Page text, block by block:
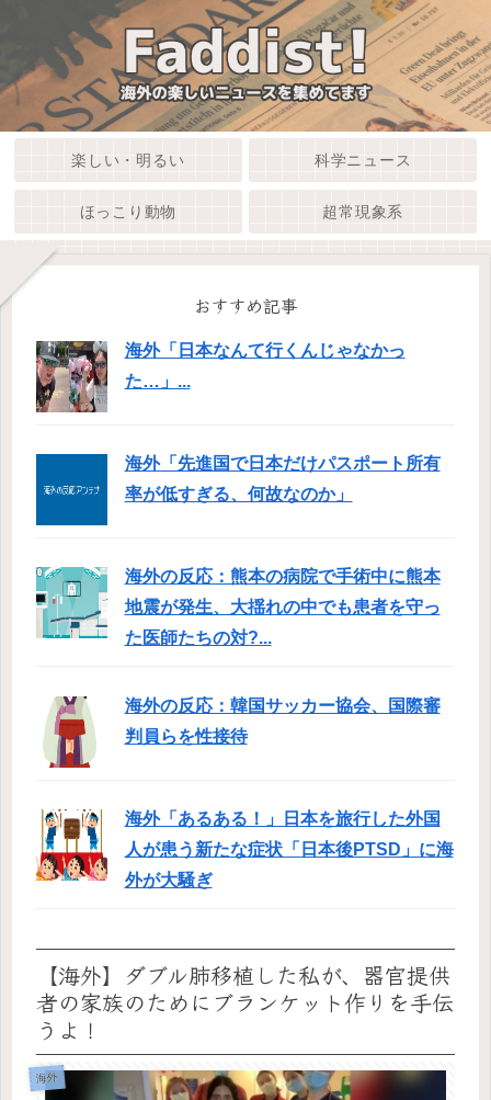
楽しい・明るい 科学ニュース
ほっこり動物 超常現象系
おすすめ記事
海外「日本なんて行くんじゃなかっ
た…」...
海外「先進国で日本だけパスポート所有
率が低すぎる、何故なのか」
海外の反応：熊本の病院で手術中に熊本
地震が発生、大揺れの中でも患者を守っ
た医師たちの対?...
海外の反応：韓国サッカー協会、国際審
判員らを性接待
海外「あるある！」日本を旅行した外国
人が患う新たな症状「日本後PTSD」に海
外が大騒ぎ
【海外】ダブル肺移植した私が、器官提供
者の家族のためにブランケット作りを手伝
うよ！
海外